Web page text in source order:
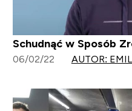
Schudnąć w Sposób
06/02/22 AUTOR: